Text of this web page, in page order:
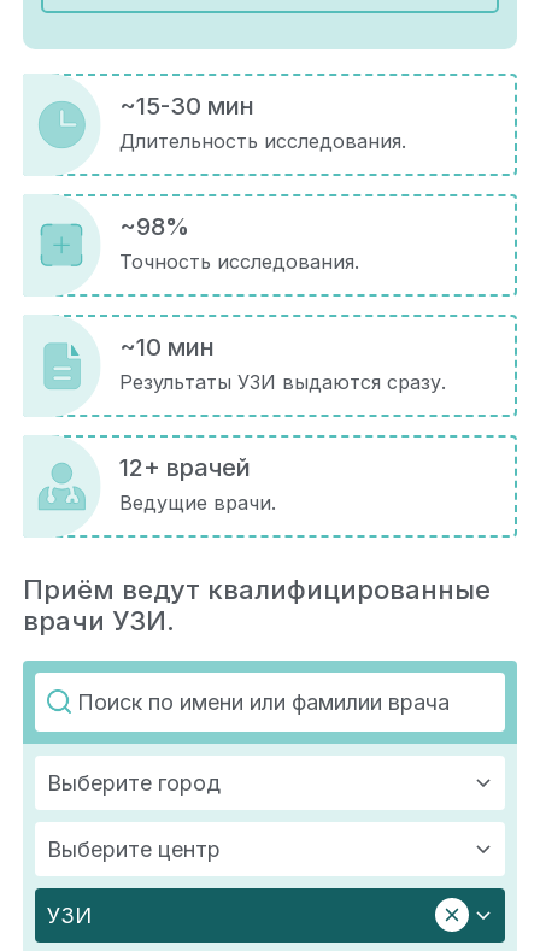
~15-30 мин
Длительность исследования.
~98%
Точность исследования.
~10 мин
Результаты УЗИ выдаются сразу.
12+ врачей
Ведущие врачи.
Приём ведут квалифицированные
врачи УЗИ.
Выберите город
Выберите центр
УЗИ